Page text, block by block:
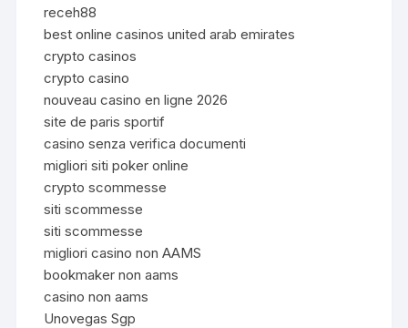
receh88
best online casinos united arab emirates
crypto casinos
crypto casino
nouveau casino en ligne 2026
site de paris sportif
casino senza verifica documenti
migliori siti poker online
crypto scommesse
siti scommesse
siti scommesse
migliori casino non AAMS
bookmaker non aams
casino non aams
Unovegas Sgp